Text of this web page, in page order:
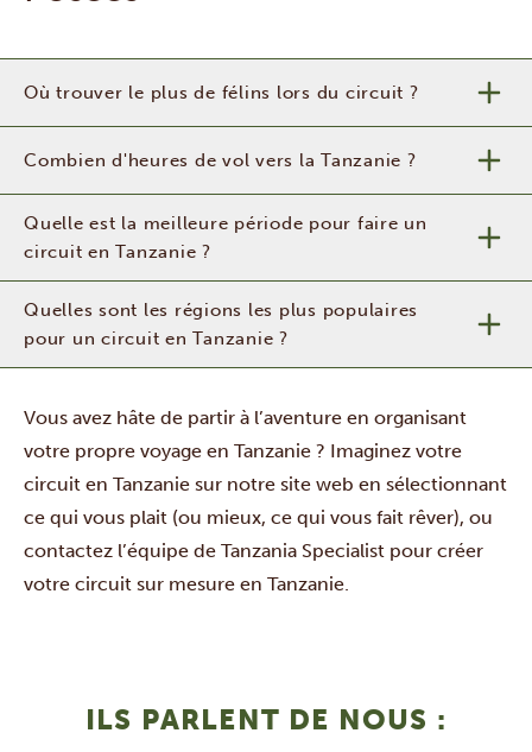
Où trouver le plus de félins lors du circuit ?
Combien d'heures de vol vers la Tanzanie ?
Quelle est la meilleure période pour faire un
circuit en Tanzanie ?
Quelles sont les régions les plus populaires
pour un circuit en Tanzanie ?
Vous avez hâte de partir à l’aventure en organisant
votre propre voyage en Tanzanie ? Imaginez votre
circuit en Tanzanie sur notre site web en sélectionnant
ce qui vous plait (ou mieux, ce qui vous fait rêver), ou
contactez l’équipe de Tanzania Specialist pour créer
votre circuit sur mesure en Tanzanie.
ILS PARLENT DE NOUS :